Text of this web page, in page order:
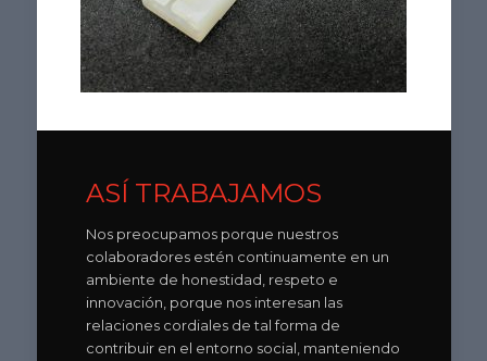
ASÍ TRABAJAMOS
Nos preocupamos porque nuestros
colaboradores estén continuamente en un
ambiente de honestidad, respeto e
innovación, porque nos interesan las
relaciones cordiales de tal forma de
contribuir en el entorno social, manteniendo